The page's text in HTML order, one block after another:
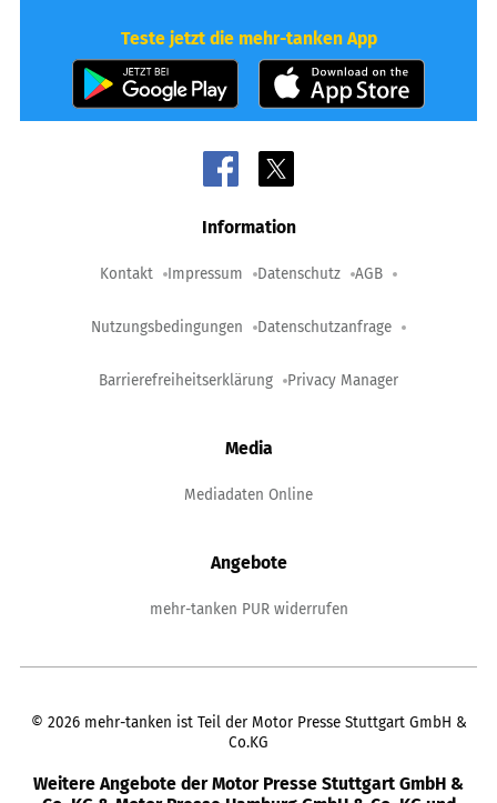
Teste jetzt die mehr-tanken App
Information
Kontakt Impressum Datenschutz AGB
Nutzungsbedingungen Datenschutzanfrage
Barrierefreiheitserklärung Privacy Manager
Media
Mediadaten Online
Angebote
mehr-tanken PUR widerrufen
© 2026 mehr-tanken ist Teil der Motor Presse Stuttgart GmbH &
Co.KG
Weitere Angebote der Motor Presse Stuttgart GmbH &